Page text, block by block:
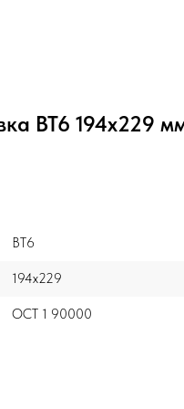
ВТ6 194x229
ВТ6
194x229
ОСТ 1 90000